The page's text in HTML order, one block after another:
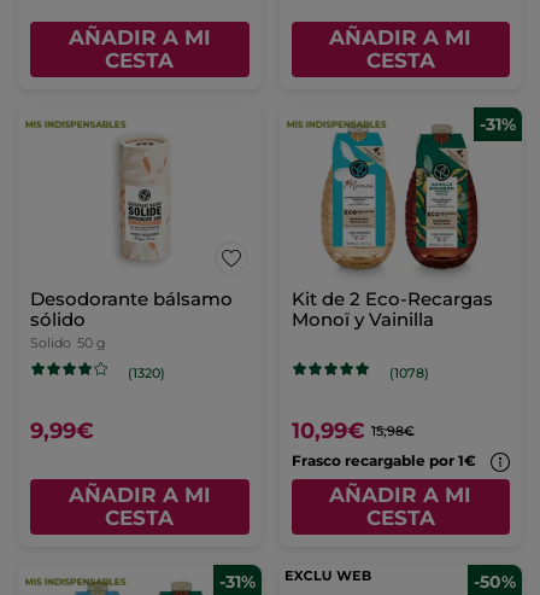
AÑADIR A MI
CESTA
AÑADIR A MI
CESTA
Desodorante bálsamo
sólido
Solido 50 g
(1320)
9,99€
AÑADIR A MI
CESTA
-31%
Kit de 2 Eco-Recargas
Monoï y Vainilla
(1078)
10,99€ 15,98€
Frasco recargable por 1€
AÑADIR A MI
CESTA
-31% -50%